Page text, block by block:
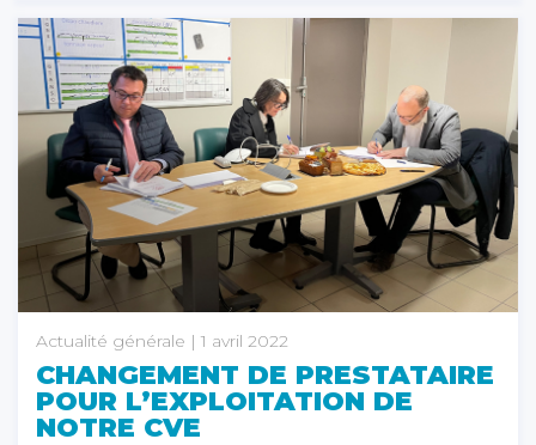
Actualité générale | 1 avril 2022
CHANGEMENT DE PRESTATAIRE
POUR L’EXPLOITATION DE
NOTRE CVE